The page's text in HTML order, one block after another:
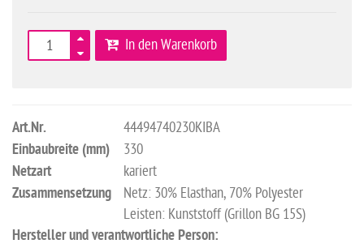
In den Warenkorb
Art.Nr. 44494740230KIBA
Einbaubreite (mm) 330
Netzart kariert
Zusammensetzung
Netz: 30% Elasthan, 70% Polyester
Leisten: Kunststoff (Grillon BG 15S)
Hersteller und verantwortliche Person: